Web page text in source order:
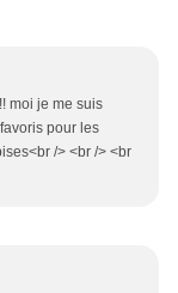
moi je me suis
pour les
/> <br /> <br